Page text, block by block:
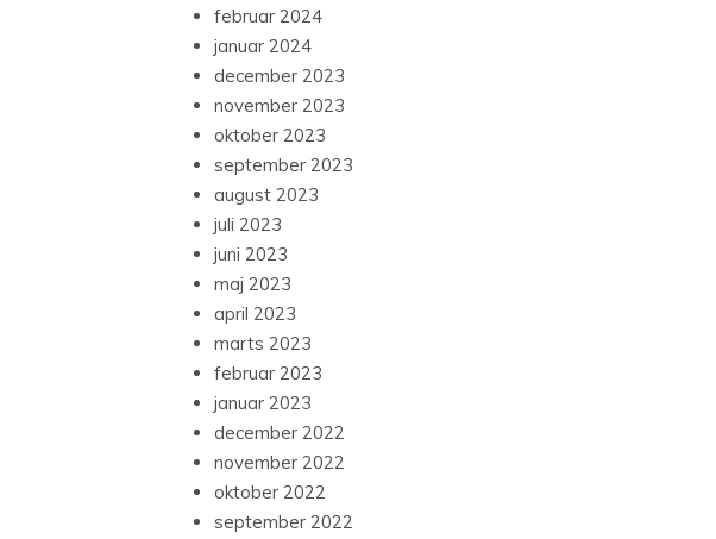
februar 2024
januar 2024
december 2023
november 2023
oktober 2023
september 2023
august 2023
juli 2023
juni 2023
maj 2023
april 2023
marts 2023
februar 2023
januar 2023
december 2022
november 2022
oktober 2022
september 2022